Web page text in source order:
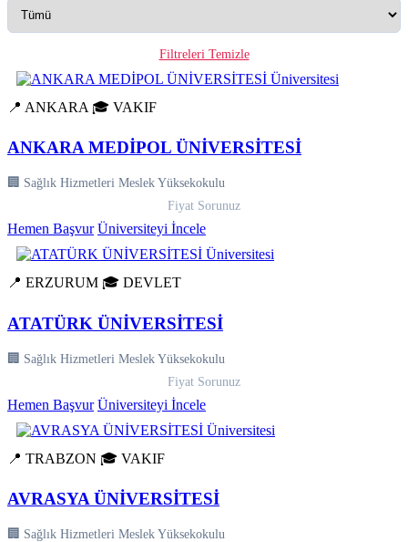
Filtreleri Temizle
📍 ANKARA 🎓 VAKIF
ANKARA MEDİPOL ÜNİVERSİTESİ
🏢 Sağlık Hizmetleri Meslek Yüksekokulu
Fiyat Sorunuz
Hemen Başvur Üniversiteyi İncele
📍 ERZURUM 🎓 DEVLET
ATATÜRK ÜNİVERSİTESİ
🏢 Sağlık Hizmetleri Meslek Yüksekokulu
Fiyat Sorunuz
Hemen Başvur Üniversiteyi İncele
📍 TRABZON 🎓 VAKIF
AVRASYA ÜNİVERSİTESİ
🏢 Sağlık Hizmetleri Meslek Yüksekokulu